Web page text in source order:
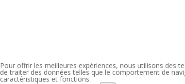
Pour offrir les meilleures expériences, nous utilisons des
de traiter des données telles que le comportement de
caractéristiques et fonctions.